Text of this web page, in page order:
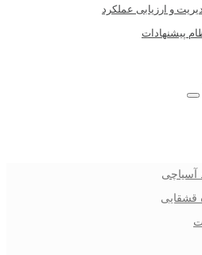
و ارزیابی عملکرد
پیشنهادات
آسیاچی
قشقایی